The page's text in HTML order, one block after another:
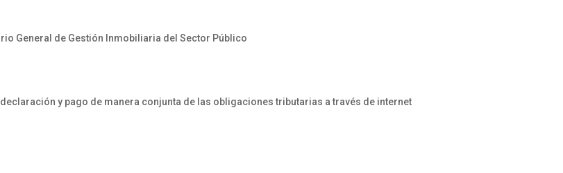
General de Gestión Inmobiliaria del Sector Público
y pago de manera conjunta de las obligaciones tributarias a través de internet